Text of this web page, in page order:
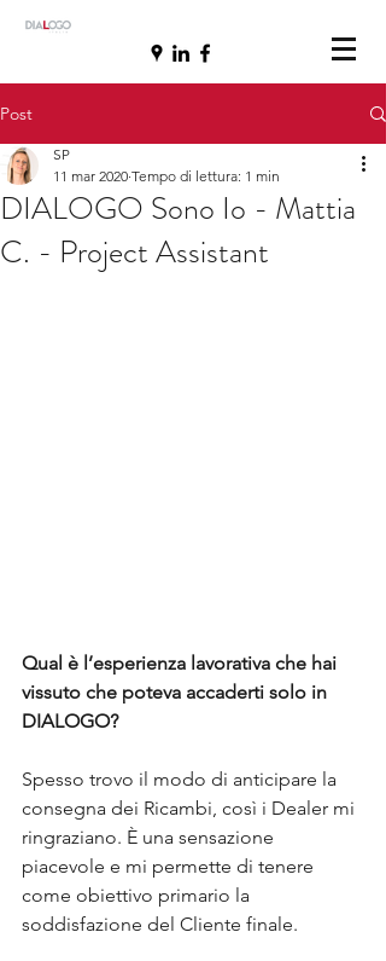
Post
DIALOGO Sono Io - Mattia
C. - Project Assistant
SP
11 mar 2020 Tempo di lettura: 1 min
Qual è l’esperienza lavorativa che hai
vissuto che poteva accaderti solo in
DIALOGO?
Spesso trovo il modo di anticipare la
consegna dei Ricambi, così i Dealer mi
ringraziano. È una sensazione
piacevole e mi permette di tenere
come obiettivo primario la
soddisfazione del Cliente finale.